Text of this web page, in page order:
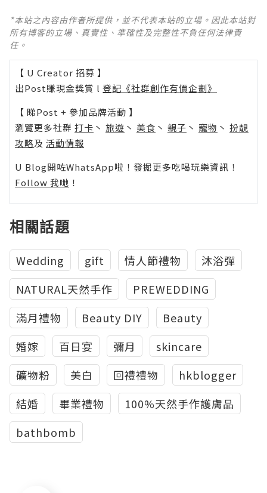
*本站之內容由作者所提供，並不代表本站的立場。因此本站對
所有博客的立場、真實性、準確性及完整性不負任何法律責
任。
【 U Creator 招募 】
出Post賺現金獎賞 l 登記《社群創作有價企劃》
【 睇Post + 參加品牌活動 】
瀏覽更多社群 打卡 丶 旅遊 丶 美食 丶 親子 丶 寵物 丶 扮靚
攻略及 活動情報
U Blog開咗WhatsApp啦！發掘更多吃喝玩樂資訊！
Follow 我哋 ！
相關話題
Wedding gift 情人節禮物
沐浴彈
NATURAL天然手作
PREWEDDING
滿月禮物
Beauty DIY
Beauty
婚嫁
百日宴 彌月
skincare
礦物粉
美白 回禮禮物
hkblogger
結婚
畢業禮物
100%天然手作護膚品
bathbomb